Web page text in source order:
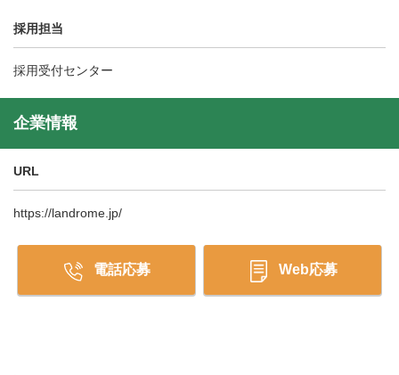
採用担当
採用受付センター
企業情報
URL
https://landrome.jp/
電話応募 Web応募